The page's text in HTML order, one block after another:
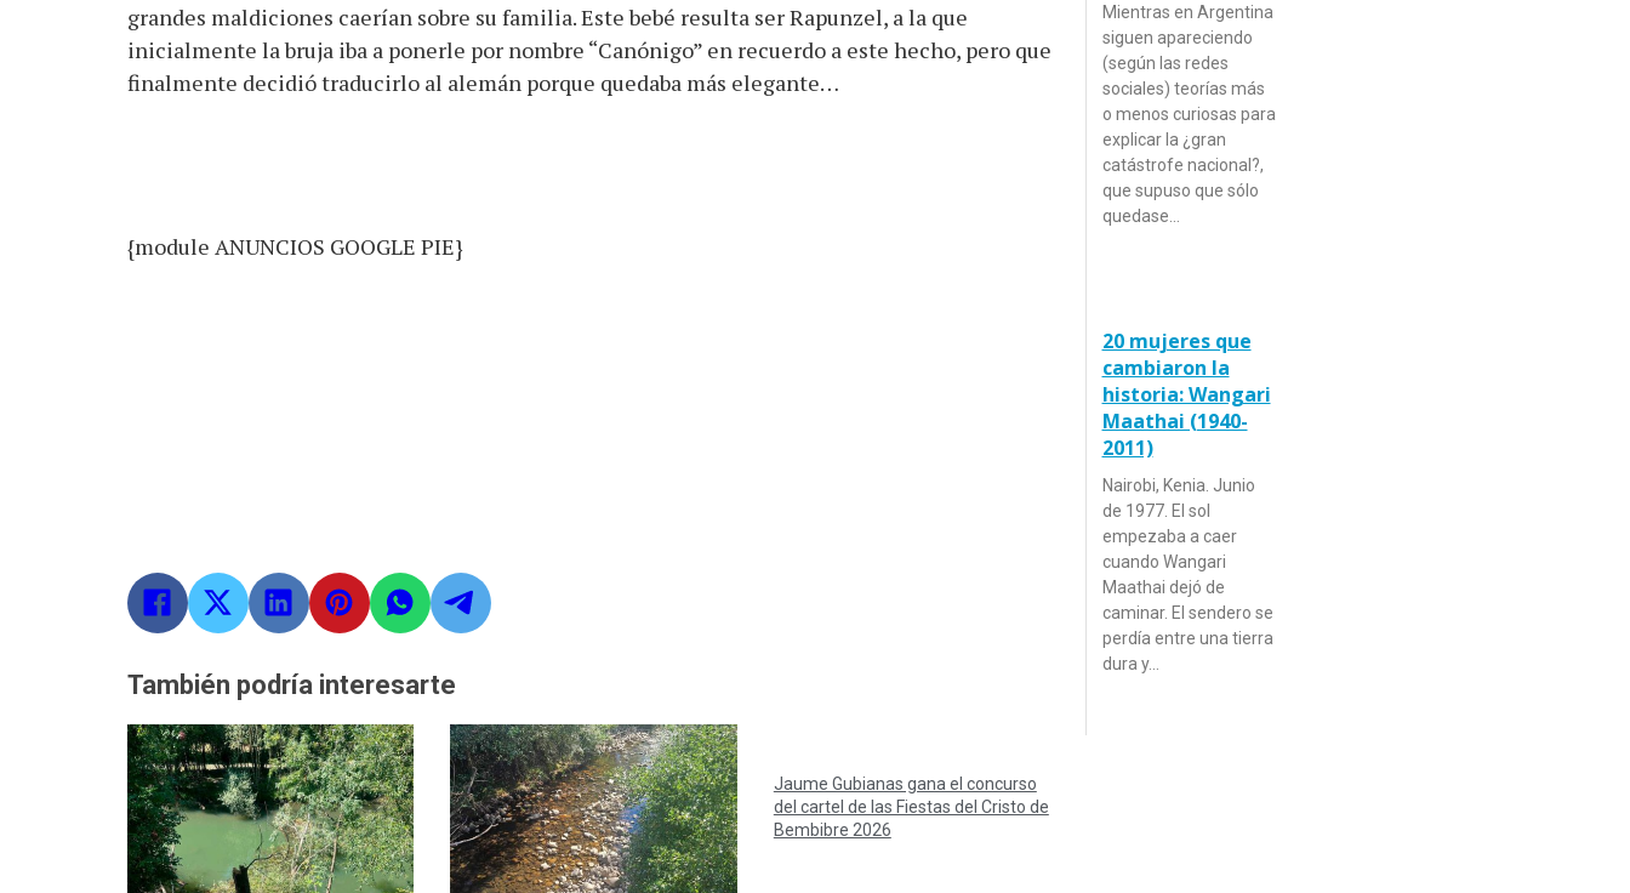
grandes maldiciones caerían sobre su familia. Este bebé resulta ser Rapunzel, a la que
inicialmente la bruja iba a ponerle por nombre “Canónigo” en recuerdo a este hecho, pero que
finalmente decidió traducirlo al alemán porque quedaba más elegante…
{module ANUNCIOS GOOGLE PIE}
También podría interesarte
Jaume Gubianas gana el concurso
del cartel de las Fiestas del Cristo de
Bembibre 2026
Mientras en Argentina
siguen apareciendo
(según las redes
sociales) teorías más
o menos curiosas para
explicar la ¿gran
catástrofe nacional?,
que supuso que sólo
quedase…
20 mujeres que
cambiaron la
historia: Wangari
Maathai (1940-
2011)
Nairobi, Kenia. Junio
de 1977. El sol
empezaba a caer
cuando Wangari
Maathai dejó de
caminar. El sendero se
perdía entre una tierra
dura y…